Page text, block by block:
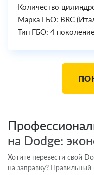
Количество
Марка ГБО: BRC
Тип ГБО: 4 поколение
на Dodge:
Хотите перевести свой
на заправку?